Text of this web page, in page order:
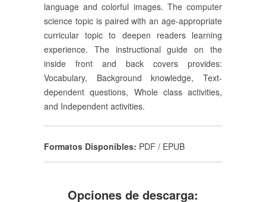
language and colorful images. The computer
science topic is paired with an age-appropriate
curricular topic to deepen readers learning
experience. The instructional guide on the
inside front and back covers provides:
Vocabulary, Background knowledge, Text-
dependent questions, Whole class activities,
and Independent activities.
Formatos Disponibles: PDF / EPUB
Opciones de descarga: